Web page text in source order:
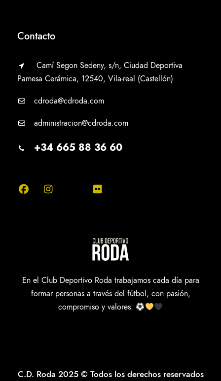
Contacto
Camí Segon Sedeny, s/n, Ciudad Deportiva
Pamesa Cerámica, 12540, Vila-real (Castellón)
cdroda@cdroda.com
administracion@cdroda.com
+34 665 88 36 60
En el Club Deportivo Roda trabajamos cada día para
formar personas a través del fútbol, con pasión,
compromiso y valores.
C.D. Roda 2025 © Todos los derechos reservados